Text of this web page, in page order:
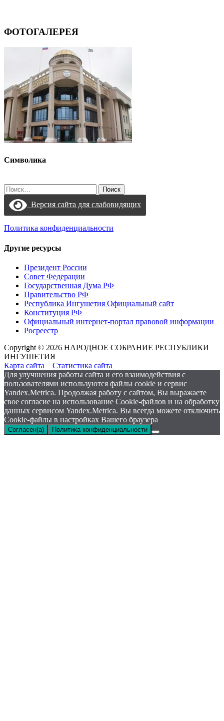
ФОТОГАЛЕРЕЯ
Символика
Найти:
Версия сайта для слабовидящих
Политика конфиденциальности
Другие ресурсы
Президент России
Совет Федерации
Государственная Дума РФ
Правительство РФ
Республика Ингушетия Официальный сайт
Конституция РФ
Официальный интернет-портал правовой информации
Росреестр
Copyright © 2026 НАРОДНОЕ СОБРАНИЕ РЕСПУБЛИКИ
ИНГУШЕТИЯ
Карта сайта
Статистика сайта
Для улучшения работы сайта и его взаимодействия с
пользователями используются файлы cookie и сервис
Yandex.Metrica. Продолжая работу с сайтом, Вы выражаете
свое согласие на использование Cookie-файлов и на обработку
данных сервисом Yandex.Metrica. Вы всегда можете отключить
Cookie-файлы в настройках Вашего браузера
Согласен(а) Политика конфиденциальности